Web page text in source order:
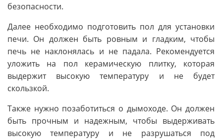
безопасности.
Далее необходимо подготовить пол для установки
печи. Он должен быть ровным и гладким, чтобы
печь не наклонялась и не падала. Рекомендуется
уложить на пол керамическую плитку, которая
выдержит высокую температуру и не будет
скользкой.
Также нужно позаботиться о дымоходе. Он должен
быть прочным и надежным, чтобы выдерживать
высокую температуру и не разрушаться под